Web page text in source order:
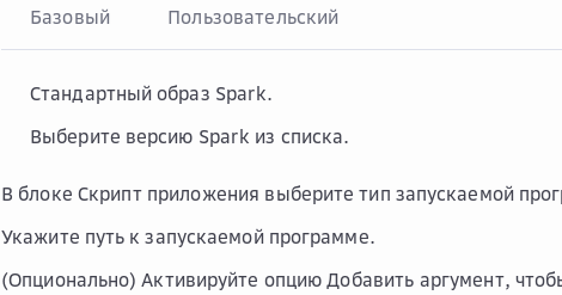
Базовый Пользовательский
Стандартный образ Spark.
Выберите версию Spark из списка.
В блоке Скрипт приложения выберите тип запускаемой
Укажите путь к запускаемой программе.
(Опционально) Активируйте опциюДобавить аргумент,